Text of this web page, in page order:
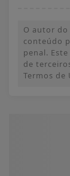
O autor
conteúdo
penal.
de
Termos de